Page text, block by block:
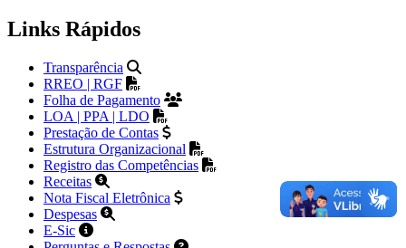
Links Rápidos
Transparência
RREO | RGF
Folha de Pagamento
LOA | PPA | LDO
Prestação de Contas
Estrutura Organizacional
Registro das Competências
Receitas
Nota Fiscal Eletrônica
Despesas
E-Sic